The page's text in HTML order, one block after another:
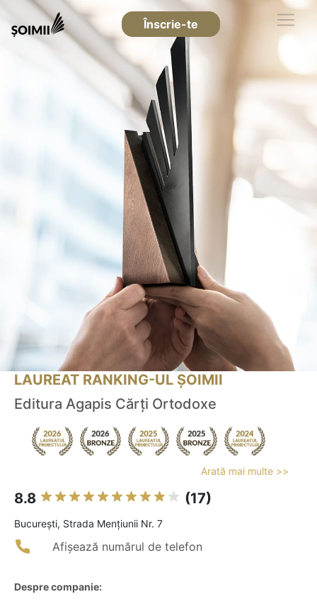
Înscrie-te
LAUREAT RANKING-UL ȘOIMII
Editura Agapis Cărți Ortodoxe
Arată mai multe >>
8.8 (17)
Bucureşti, Strada Mențiunii Nr. 7
Afișează numărul de telefon
Despre companie: